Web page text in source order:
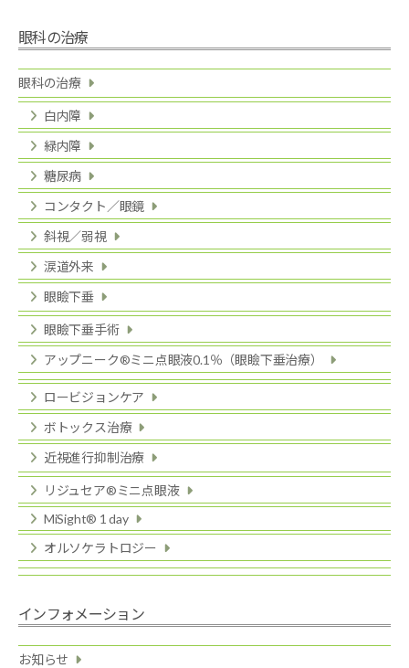
眼科の治療
眼科の治療
白内障
緑内障
糖尿病
コンタクト／眼鏡
斜視／弱視
涙道外来
眼瞼下垂
眼瞼下垂手術
アップニーク®ミニ点眼液0.1％（眼瞼下垂治療）
ロービジョンケア
ボトックス治療
近視進行抑制治療
リジュセア®ミニ点眼液
MiSight® 1 day
オルソケラトロジー
インフォメーション
お知らせ